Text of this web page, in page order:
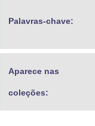
Palavras-chave:
Aparece nas
coleções: